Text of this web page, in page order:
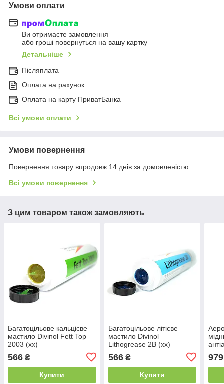
Умови оплати
Ви отримаєте замовлення
або гроші повернуться на вашу картку
Детальніше
Післяплата
Оплата на рахунок
Оплата на карту ПриватБанка
Всі умови оплати
Умови повернення
Повернення товару впродовж 14 днів за домовленістю
Всі умови повернення
З цим товаром також замовляють
Багатоцільове кальцієве
мастило Divinol Fett Top
2003 (xx)
566 ₴
Купити
Багатоцільове літієве
мастило Divinol
Lithogrease 2B (xx)
566₴
Купити
979